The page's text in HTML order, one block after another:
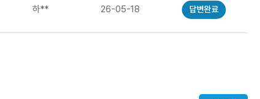
하** 26-05-18 답변완료